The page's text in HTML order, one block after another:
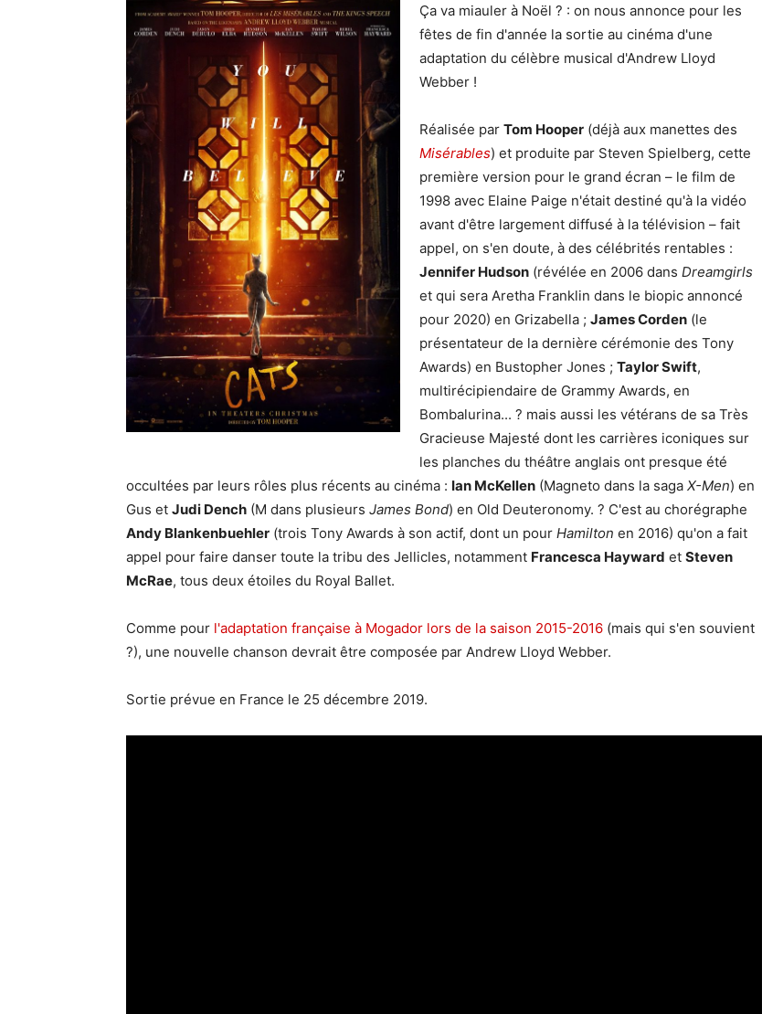
Ça va miauler à Noël ? : on nous annonce pour les
fêtes de fin d'année la sortie au cinéma d'une
adaptation du célèbre musical d'Andrew Lloyd
Webber !
Réalisée par Tom Hooper (déjà aux manettes des
Misérables) et produite par Steven Spielberg, cette
première version pour le grand écran – le film de
1998 avec Elaine Paige n'était destiné qu'à la vidéo
avant d'être largement diffusé à la télévision – fait
appel, on s'en doute, à des célébrités rentables :
Jennifer Hudson (révélée en 2006 dans Dreamgirls
et qui sera Aretha Franklin dans le biopic annoncé
pour 2020) en Grizabella ; James Corden (le
présentateur de la dernière cérémonie des Tony
Awards) en Bustopher Jones ; Taylor Swift,
multirécipiendaire de Grammy Awards, en
Bombalurina... ? mais aussi les vétérans de sa Très
Gracieuse Majesté dont les carrières iconiques sur
les planches du théâtre anglais ont presque été
occultées par leurs rôles plus récents au cinéma : Ian McKellen (Magneto dans la saga X-Men) en
Gus et Judi Dench (M dans plusieurs James Bond) en Old Deuteronomy. ? C'est au chorégraphe
Andy Blankenbuehler (trois Tony Awards à son actif, dont un pour Hamilton en 2016) qu'on a fait
appel pour faire danser toute la tribu des Jellicles, notamment Francesca Hayward et Steven
McRae, tous deux étoiles du Royal Ballet.
Comme pour l'adaptation française à Mogador lors de la saison 2015-2016 (mais qui s'en souvient
?), une nouvelle chanson devrait être composée par Andrew Lloyd Webber.
Sortie prévue en France le 25 décembre 2019.